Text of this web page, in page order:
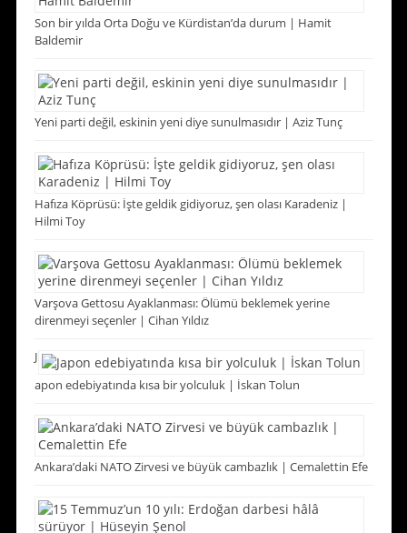
Son bir yılda Orta Doğu ve Kürdistan’da durum | Hamit
Baldemir
Yeni parti değil, eskinin yeni diye sunulmasıdır | Aziz Tunç
Hafıza Köprüsü: İşte geldik gidiyoruz, şen olası Karadeniz |
Hilmi Toy
Varşova Gettosu Ayaklanması: Ölümü beklemek yerine
direnmeyi seçenler | Cihan Yıldız
J
apon edebiyatında kısa bir yolculuk | İskan Tolun
Ankara’daki NATO Zirvesi ve büyük cambazlık | Cemalettin Efe